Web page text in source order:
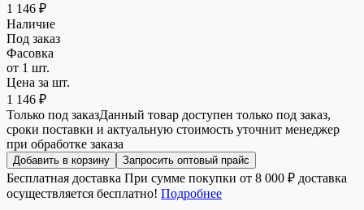
1 146 ₽
Наличие
Под заказ
Фасовка
от 1 шт.
Цена за шт.
1 146 ₽
Только под заказДанный товар доступен только под заказ,
сроки поставки и актуальную стоимость уточнит менеджер
при обработке заказа
Добавить в корзину Запросить оптовый прайс
Бесплатная доставка При сумме покупки от 8 000 ₽ доставка
осуществляется бесплатно! Подробнее